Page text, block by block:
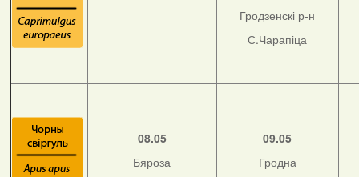
Гродзенскі р-н
С.Чарапіца
08.05
Бяроза
09.05
Гродна